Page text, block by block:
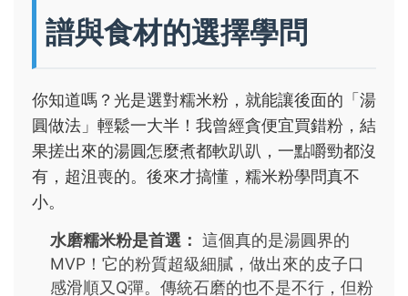
譜與食材的選擇學問
你知道嗎？光是選對糯米粉，就能讓後面的「湯
圓做法」輕鬆一大半！我曾經貪便宜買錯粉，結
果搓出來的湯圓怎麼煮都軟趴趴，一點嚼勁都沒
有，超沮喪的。後來才搞懂，糯米粉學問真不
小。
水磨糯米粉是首選： 這個真的是湯圓界的
MVP！它的粉質超級細膩，做出來的皮子口
感滑順又Q彈。傳統石磨的也不是不行，但粉